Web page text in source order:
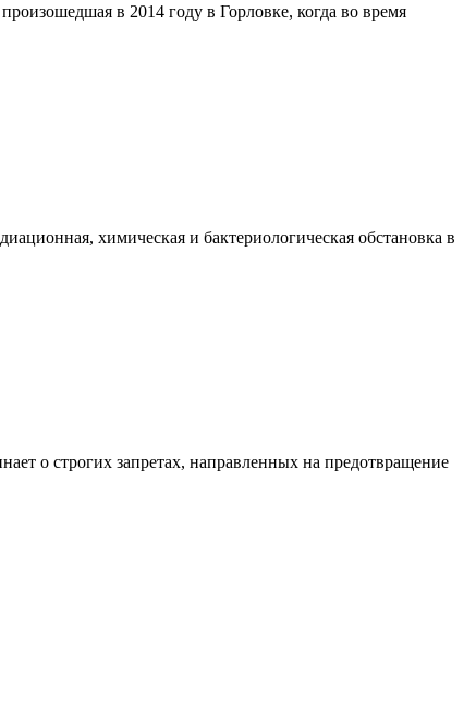
в 2014 году в Горловке, когда во время
химическая и бактериологическая обстановка в
о строгих запретах, направленных на предотвращение